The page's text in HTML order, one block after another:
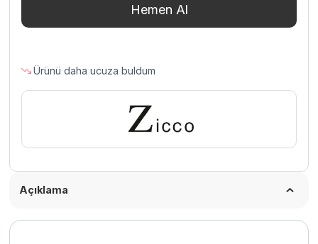
Standı
Hemen Al
Ürünü daha ucuza buldum
Açıklama